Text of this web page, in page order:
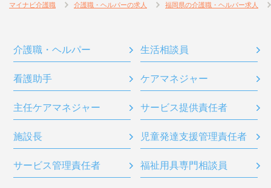
マイナビ介護職 介護職・ヘルパーの求人 福岡県の介護職・ヘルパー求人
介護職・ヘルパー 生活相談員
看護助手 ケアマネジャー
主任ケアマネジャー サービス提供責任者
施設長 児童発達支援管理責任者
サービス管理責任者 福祉用具専門相談員